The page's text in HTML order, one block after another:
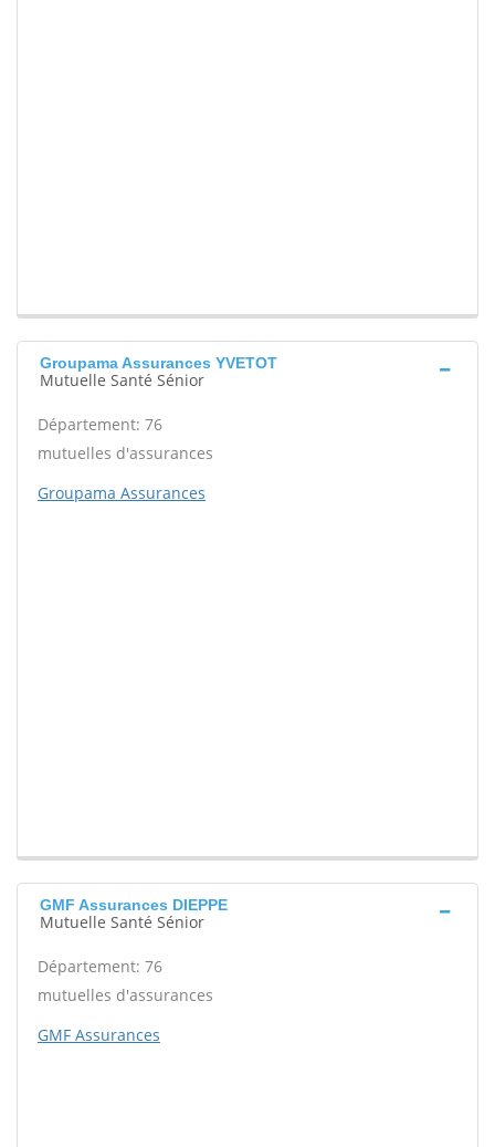
Groupama Assurances YVETOT
Mutuelle Santé Sénior
Département: 76
mutuelles d'assurances
Groupama Assurances
GMF Assurances DIEPPE
Mutuelle Santé Sénior
Département: 76
mutuelles d'assurances
GMF Assurances